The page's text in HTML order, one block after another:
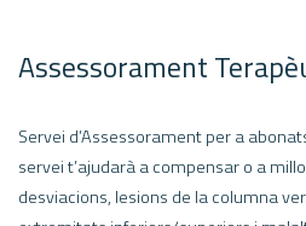
Assessorament
Servei d’Assessorament per a
servei t’ajudarà a compensar o a
desviacions, lesions de la columna